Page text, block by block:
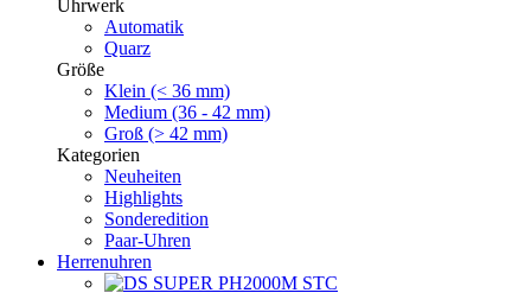
Uhrwerk
Automatik
Quarz
Größe
Klein (< 36 mm)
Medium (36 - 42 mm)
Groß (> 42 mm)
Kategorien
Neuheiten
Highlights
Sonderedition
Paar-Uhren
Herrenuhren